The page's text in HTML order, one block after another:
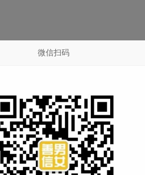
真正做起来并不容易。 尤其在爱情方面，尤
的生活方式、成长环境，在相互并不了解的
感悟
是很郁闷。 5岁时，我喜欢一个叫仔仔的男
，他会把那个大的给我吃。现在我再遇……
微信扫码